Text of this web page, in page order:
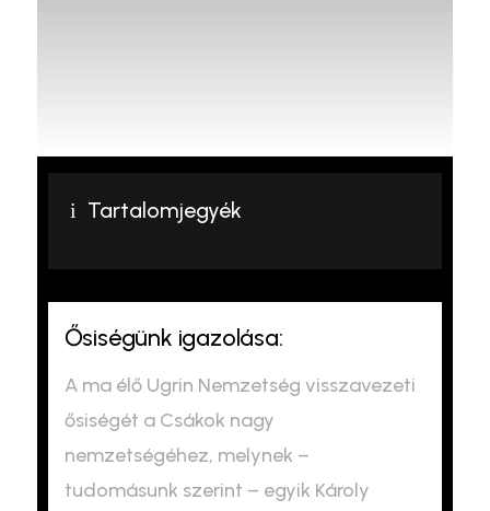
i Tartalomjegyék
Ősiségünk igazolása:
A ma élő Ugrin Nemzetség visszavezeti
ősiségét a Csákok nagy
nemzetségéhez, melynek –
tudomásunk szerint – egyik Károly